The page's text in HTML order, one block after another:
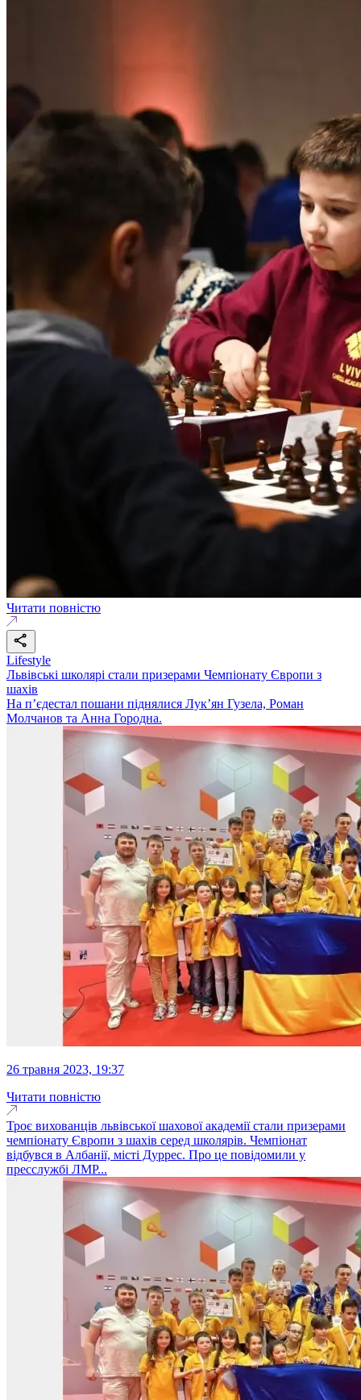
Читати повністю
Lifestyle
Львівські школярі стали призерами Чемпіонату Європи з
шахів
На п’єдестал пошани піднялися Лук’ян Гузела, Роман
Молчанов та Анна Городна.
26 травня 2023, 19:37
Читати повністю
Троє вихованців львівської шахової академії стали призерами
чемпіонату Європи з шахів серед школярів. Чемпіонат
відбувся в Албанії, місті Дуррес. Про це повідомили у
пресслужбі ЛМР...